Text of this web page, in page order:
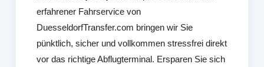
erfahrener Fahrservice von
DuesseldorfTransfer.com bringen wir Sie
pünktlich, sicher und vollkommen stressfrei direkt
vor das richtige Abflugterminal. Ersparen Sie sich